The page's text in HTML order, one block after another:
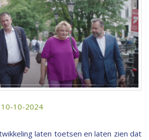
10-10-2024
laten toetsen en laten zien dat